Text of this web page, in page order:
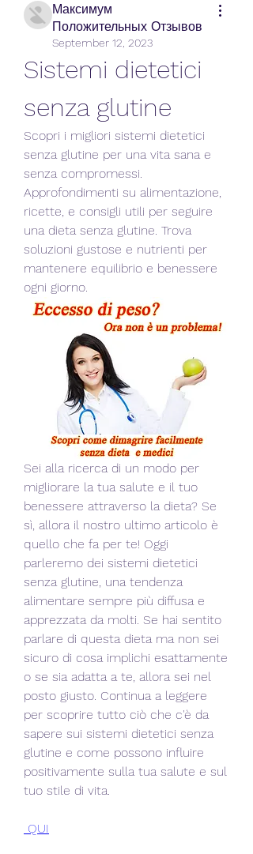
Максимум
Положительных Отзывов
September 12, 2023
Sistemi dietetici
senza glutine
Scopri i migliori sistemi dietetici
senza glutine per una vita sana e
senza compromessi.
Approfondimenti su alimentazione,
ricette, e consigli utili per seguire
una dieta senza glutine. Trova
soluzioni gustose e nutrienti per
mantenere equilibrio e benessere
ogni giorno.
Sei alla ricerca di un modo per
migliorare la tua salute e il tuo
benessere attraverso la dieta? Se
sì, allora il nostro ultimo articolo è
quello che fa per te! Oggi
parleremo dei sistemi dietetici
senza glutine, una tendenza
alimentare sempre più diffusa e
apprezzata da molti. Se hai sentito
parlare di questa dieta ma non sei
sicuro di cosa implichi esattamente
o se sia adatta a te, allora sei nel
posto giusto. Continua a leggere
per scoprire tutto ciò che c'è da
sapere sui sistemi dietetici senza
glutine e come possono influire
positivamente sulla tua salute e sul
tuo stile di vita.
QUI